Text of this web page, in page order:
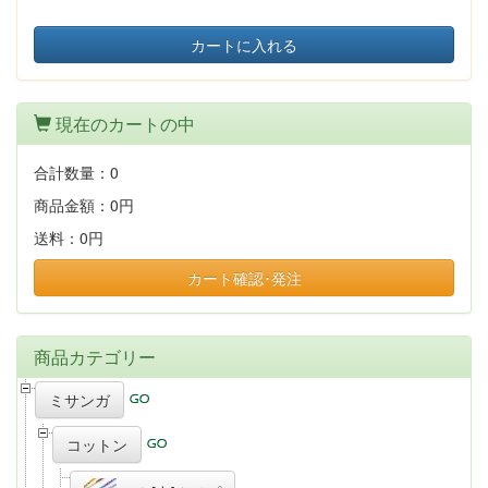
カートに入れる
現在のカートの中
合計数量： 0
商品金額： 0円
送料： 0円
カート確認･発注
商品カテゴリー
ミサンガ
コットン